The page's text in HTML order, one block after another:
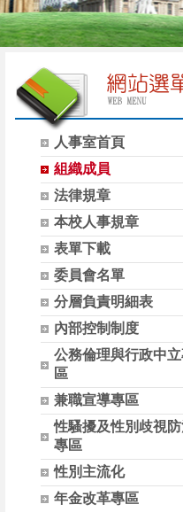
人事室首頁
組織成員
法律規章
本校人事規章
表單下載
委員會名單
分層負責明細表
內部控制制度
公務倫理與行政中
區
兼職宣導專區
性騷擾及性別歧視
專區
性別主流化
年金改革專區